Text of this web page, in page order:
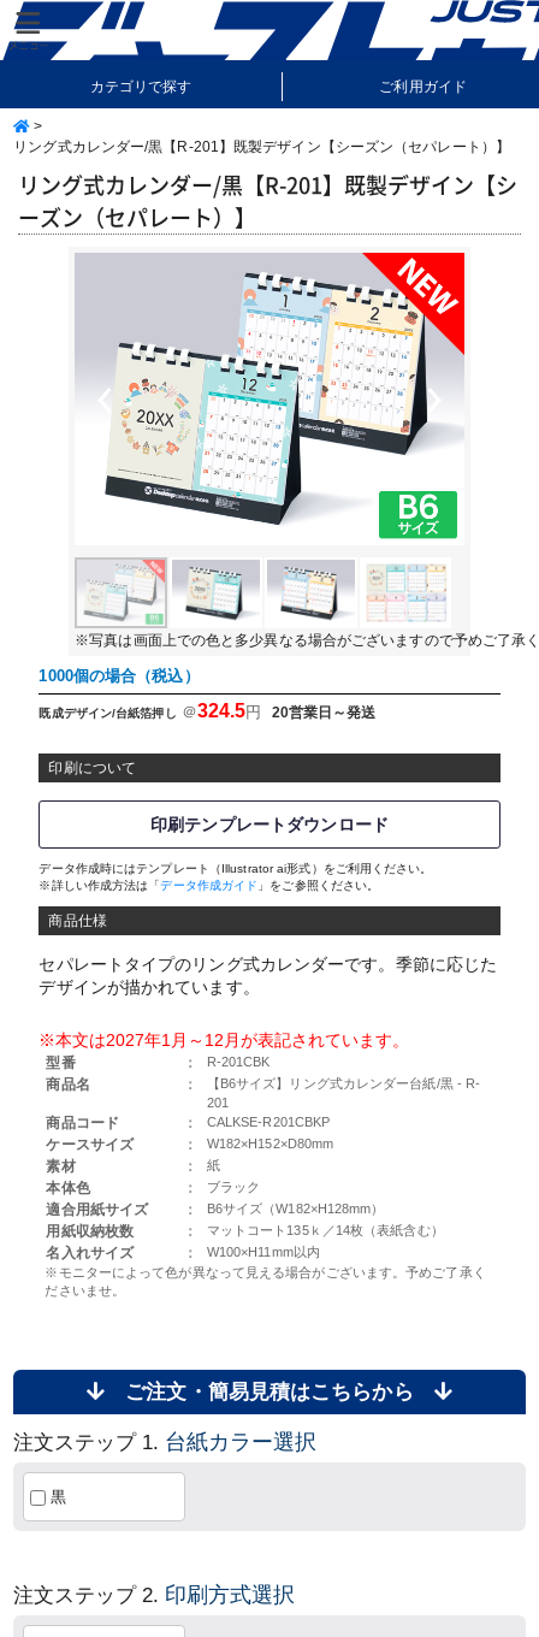
カテゴリで探す ご利用ガイド
>
リング式カレンダー/黒【R-201】既製デザイン【シーズン（セパレート）】
リング式カレンダー/黒【R-201】既製デザイン【シ
ーズン（セパレート）】
Previous Next
※写真は画面上での色と多少異なる場合がございますので予めご了承
1000個の場合（税込）
既成デザイン/台紙箔押し ＠324.5円 20営業日～発送
印刷について
印刷テンプレートダウンロード
データ作成時にはテンプレート（Illustrator ai形式）をご利用ください。
※詳しい作成方法は「データ作成ガイド 」をご参照ください。
商品仕様
セパレートタイプのリング式カレンダーです。季節に応じた
デザインが描かれています。
※本文は2027年1月～12月が表記されています。
型番 ： R-201CBK
商品名 ：
【B6サイズ】リング式カレンダー台紙/黒 - R-
201
商品コード ： CALKSE-R201CBKP
ケースサイズ ： W182×H152×D80mm
素材 ： 紙
本体色 ： ブラック
適合用紙サイズ ： B6サイズ（W182×H128mm）
用紙収納枚数 ： マットコート135ｋ／14枚（表紙含む）
名入れサイズ ：
W100×H11mm以内
※モニターによって色が異なって見える場合がございます。予めご了承く
ださいませ。
ご注文・簡易見積はこちらから
注文ステップ 1. 台紙カラー選択
黒
注文ステップ 2. 印刷方式選択